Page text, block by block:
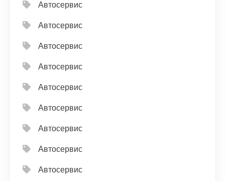
Автосервис
Автосервис
Автосервис
Автосервис
Автосервис
Автосервис
Автосервис
Автосервис
Автосервис